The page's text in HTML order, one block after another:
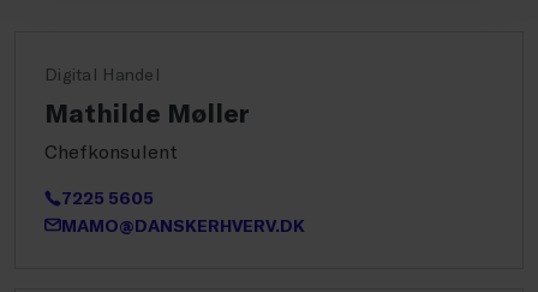
Digital Handel
Mathilde Møller
Chefkonsulent
7225 5605
MAMO@DANSKERHVERV.DK